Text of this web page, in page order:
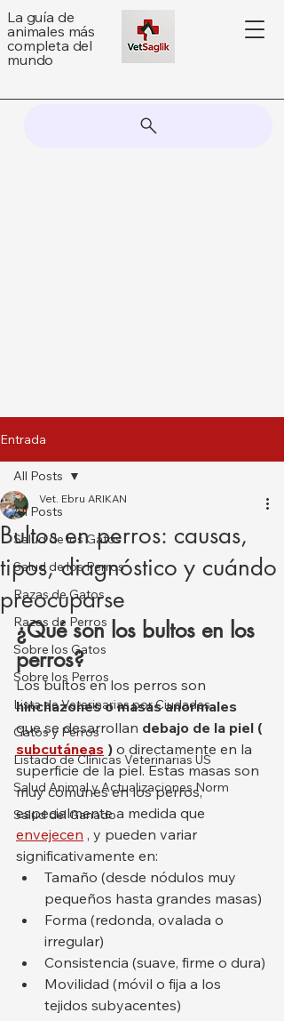
La guía de
animales más
completa del
mundo
Entrada
All Posts
Salud de los Gatos
Salud de los Perros
Razas de Gatos
Razas de Perros
Sobre los Gatos
Sobre los Perros
Lista de Veterinarias por Ciudades
Gatos y Perros
Listado de Clínicas Veterinarias US
Salud Animal y Actualizaciones Norm
Salud del Ganado
All Posts
Bultos en perros: causas,
tipos, diagnóstico y cuándo
preocuparse
Vet. Ebru ARIKAN
¿Qué son los bultos en los
perros?
Los bultos en los perros son
hinchazones o masas anormales
que se desarrollan debajo de la piel (
subcutáneas ) o directamente en la
superficie de la piel. Estas masas son
muy comunes en los perros,
especialmente a medida que
envejecen , y pueden variar
significativamente en:
Tamaño (desde nódulos muy
pequeños hasta grandes masas)
Forma (redonda, ovalada o
irregular)
Consistencia (suave, firme o dura)
Movilidad (móvil o fija a los
tejidos subyacentes)